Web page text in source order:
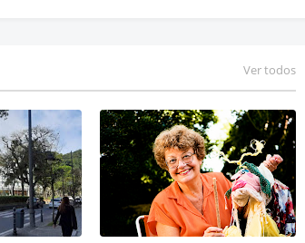
Ver todos